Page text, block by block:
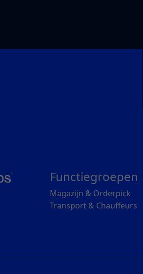
Functiegroepen
Magazijn & Orderpick
Transport & Chauffeurs